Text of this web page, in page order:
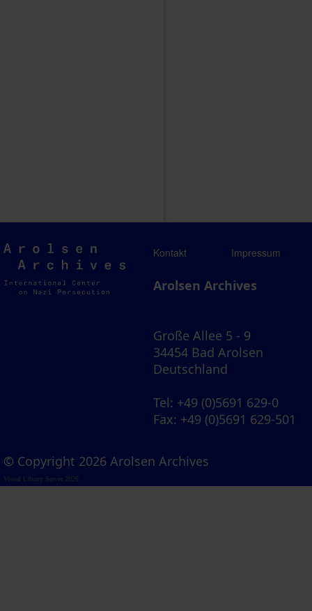
Arolsen
Archives
Kontakt Impressum
Arolsen Archives
Große Allee 5 - 9
34454 Bad Arolsen
Deutschland
Tel: +49 (0)5691 629-0
Fax: +49 (0)5691 629-501
© Copyright 2026 Arolsen Archives
Visual Library Server 2026